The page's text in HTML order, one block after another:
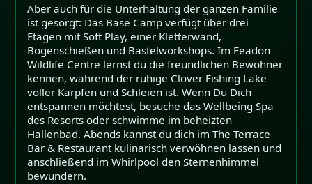
Aber auch für die Unterhaltung der ganzen Familie
ist gesorgt: Das Base Camp verfügt über drei
Etagen mit Soft Play, einer Kletterwand,
Bogenschießen und Bastelworkshops. Im Feadon
Wildlife Centre lernst du die freundlichen Bewohner
kennen, während der ruhige Clover Fishing Lake
voller Karpfen und Schleien ist. Wenn Du Dich
entspannen möchtest, besuche das Wellbeing Spa
des Resorts oder schwimme im beheizten
Hallenbad. Abends kannst du dich im The Terrace
Bar & Restaurant kulinarisch verwöhnen lassen und
anschließend im Whirlpool den Sternenhimmel
bewundern.